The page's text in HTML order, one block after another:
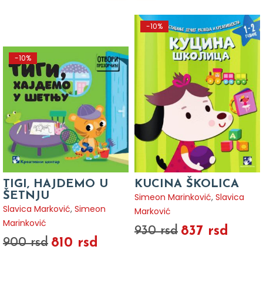
-10%
TIGI, HAJDEMO U
ŠETNJU
Slavica Marković, Simeon
Marinković
900 rsd 810 rsd
-10%
KUCINA ŠKOLICA
Simeon Marinković, Slavica
Marković
930 rsd 837 rsd